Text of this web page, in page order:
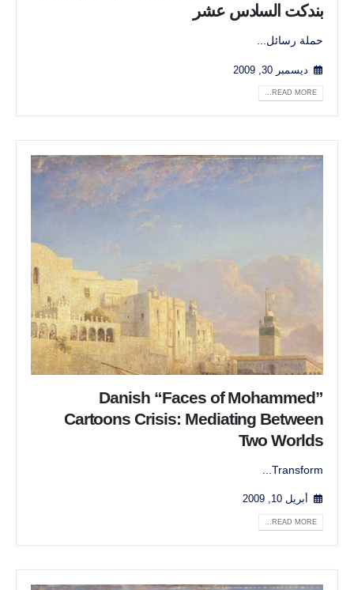
بندكت السادس عشر
حملة رسائل...
ديسمبر 30, 2009
READ MORE...
Danish “Faces of Mohammed”
Cartoons Crisis: Mediating Between
Two Worlds
Transform...
أبريل 10, 2009
READ MORE...